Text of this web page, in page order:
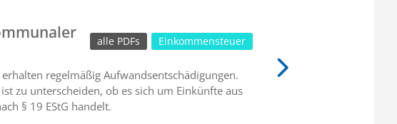
Einkommensteuer
alle PDFs
regelmäßig Aufwandsentschädigungen.
zu unterscheiden, ob es sich um Einkünfte aus
§ 19 EStG handelt.